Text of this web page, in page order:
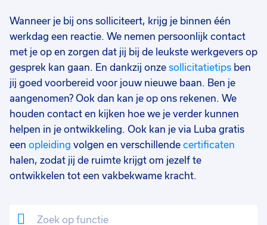
Wanneer je bij ons solliciteert, krijg je binnen één
werkdag een reactie. We nemen persoonlijk contact
met je op en zorgen dat jij bij de leukste werkgevers op
gesprek kan gaan. En dankzij onze sollicitatietips ben
jij goed voorbereid voor jouw nieuwe baan. Ben je
aangenomen? Ook dan kan je op ons rekenen. We
houden contact en kijken hoe we je verder kunnen
helpen in je ontwikkeling. Ook kan je via Luba gratis
een opleiding volgen en verschillende certificaten
halen, zodat jij de ruimte krijgt om jezelf te
ontwikkelen tot een vakbekwame kracht.
Uitzicht op vast 14
Vast
Detacheren 3
Uren per week 0
37 - 40+ uur 14
25 - 32 uur
9 - 16 uur 3